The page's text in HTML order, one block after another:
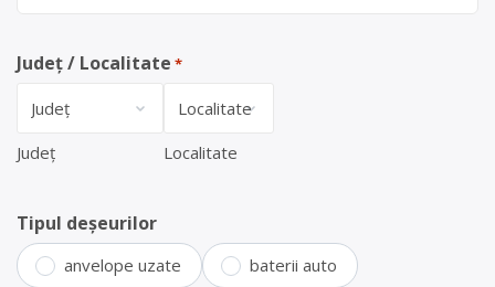
Județ / Localitate *
Județ Localitate
Tipul deșeurilor
anvelope uzate baterii auto